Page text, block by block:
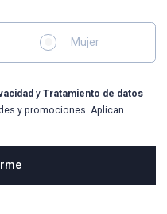
Mujer
y Tratamiento de datos
y promociones. Aplican